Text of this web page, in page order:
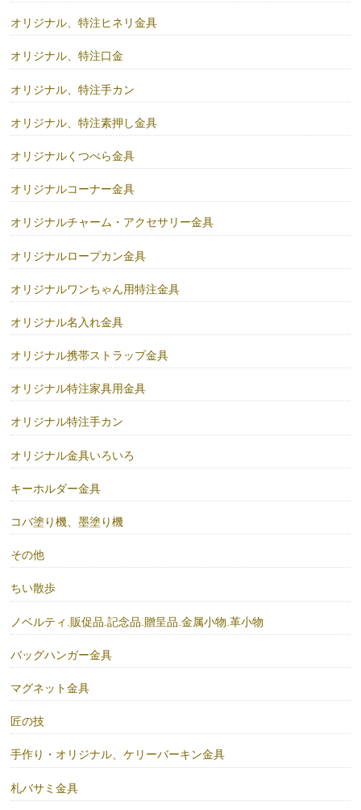
オリジナル、特注ヒネリ金具
オリジナル、特注口金
オリジナル、特注手カン
オリジナル、特注素押し金具
オリジナルくつべら金具
オリジナルコーナー金具
オリジナルチャーム・アクセサリー金具
オリジナルロープカン金具
オリジナルワンちゃん用特注金具
オリジナル名入れ金具
オリジナル携帯ストラップ金具
オリジナル特注家具用金具
オリジナル特注手カン
オリジナル金具いろいろ
キーホルダー金具
コバ塗り機、墨塗り機
その他
ちい散歩
ノベルティ.販促品.記念品.贈呈品.金属小物.革小物
バッグハンガー金具
マグネット金具
匠の技
手作り・オリジナル、ケリーバーキン金具
札バサミ金具